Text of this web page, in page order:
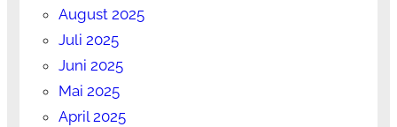
August 2025
Juli 2025
Juni 2025
Mai 2025
April 2025